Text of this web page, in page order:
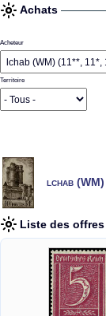
Achats
Acheteur
Territoire
lchab (WM)
Liste des